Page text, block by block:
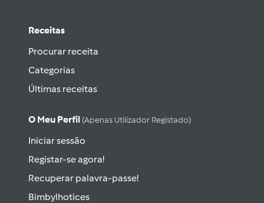
Receitas
Procurar receita
Categorias
Últimas receitas
O Meu Perfil (apenas Utilizador Registado)
Iniciar sessão
Registar-se agora!
Recuperar palavra-passe!
Bimbylhotices